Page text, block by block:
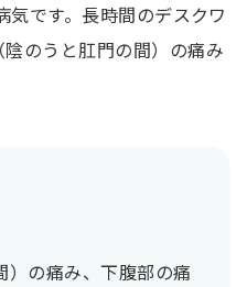
です。長時間のデスクワ
のうと肛門の間）の痛み
）の痛み、下腹部の痛